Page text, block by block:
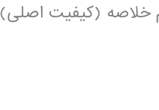
خلاصه (کیفیت اصلی)